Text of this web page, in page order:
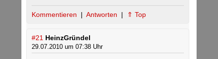
Kommentieren | Antworten | ⇑ Top
#21 HeinzGründel
29.07.2010 um 07:38 Uhr